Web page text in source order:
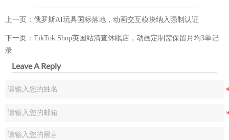
上一页： 俄罗斯AI玩具国标落地，动画交互模块纳入强制认证
下一页： TikTok Shop英国站清查休眠店，动画定制需保留月均3单记
录
Leave A Reply